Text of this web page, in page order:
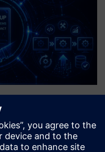
Contract
ongoing
optimisation for
DCS & SCADA. It is